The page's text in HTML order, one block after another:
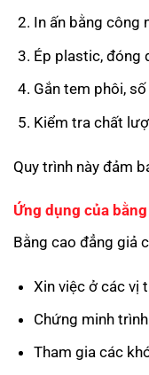
In ấn bằng công
Ép plastic, đóng
Gắn tem phôi, số
Kiểm tra chất
Quy trình này đảm
Ứng dụng của
Bằng cao đẳng giả
Xin việc ở các vị
Chứng minh
Tham gia các